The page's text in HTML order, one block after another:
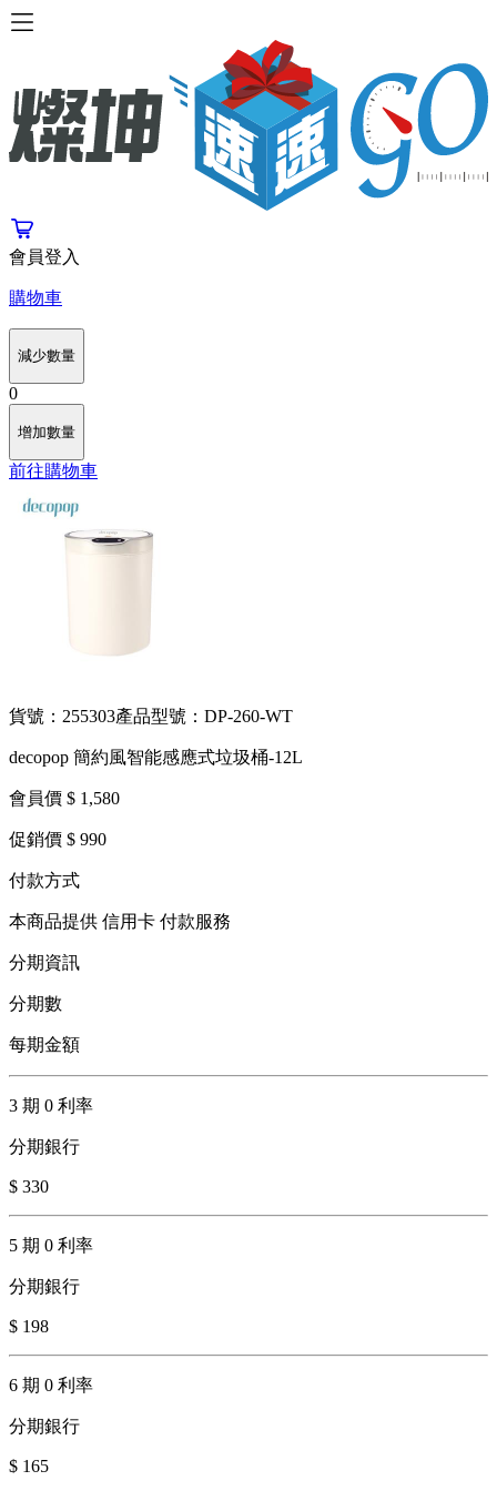
會員登入
購物車
減少數量
0
增加數量
前往購物車
貨號：255303產品型號：DP-260-WT
decopop 簡約風智能感應式垃圾桶-12L
會員價 $ 1,580
促銷價 $ 990
付款方式
本商品提供 信用卡 付款服務
分期資訊
分期數
每期金額
3 期 0 利率
分期銀行
$ 330
5 期 0 利率
分期銀行
$ 198
6 期 0 利率
分期銀行
$ 165